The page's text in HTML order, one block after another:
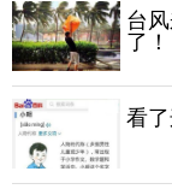
台
了
看